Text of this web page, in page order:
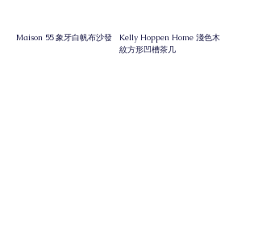
Maison 55 象牙白帆布沙發
Kelly Hoppen Home 淺色木
紋方形凹槽茶几